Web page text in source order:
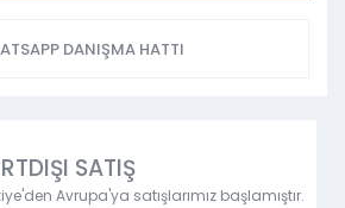
DANIŞMA HATTI
SATIŞ
Avrupa'ya satışlarımız başlamıştır.